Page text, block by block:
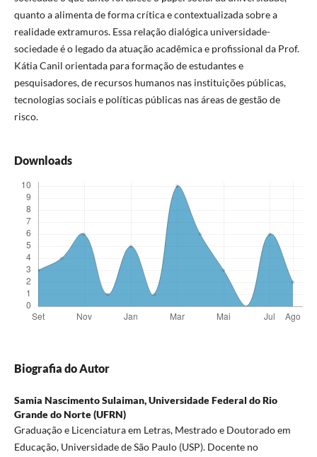
quanto a alimenta de forma crítica e contextualizada sobre a
realidade extramuros. Essa relação dialógica universidade-
sociedade é o legado da atuação acadêmica e profissional da Prof.
Kátia Canil orientada para formação de estudantes e
pesquisadores, de recursos humanos nas instituições públicas,
tecnologias sociais e políticas públicas nas áreas de gestão de
risco.
Downloads
Biografia do Autor
Samia Nascimento Sulaiman,Universidade Federal do Rio
Grande do Norte (UFRN)
Graduação e Licenciatura em Letras, Mestrado e Doutorado em
Educação, Universidade de São Paulo (USP). Docente no